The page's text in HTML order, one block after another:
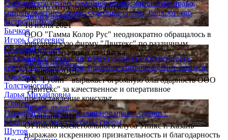
Гражданское право, семейное право, жилищное право,
сопровождение сделок, судебные споры, банкротство
застройщиков
Бычков
Игорь Сергеевич
Старший юрист
Гражданское право, интеллектуальная собственность,
сопровождение сделок, правовое сопровождение бизнеса,
судебные споры
Толстоногова
Дарья Михайловна
Юрист
Гражданское право, жилищное право, сделки с
недвижимостью, судебные споры
Шутов
нашего сотрудничества отм...
Читать далее....
18 июня 2021
ООО "Гамма Колор Рус" неоднократно обращалось в
юридическую фирму "Двитекс" по различным
вопросам, начиная от взыска...
Читать далее....
12 января 2018
ФК "Рубин" выражает огромную благодарность ООО
"Двитекс" за качественное и оперативное
предоставление консульт...
Читать далее....
12 января 2018
От имени Баскетбольного клуба Уникс г. Казань
выражаю искреннюю признательность и благодарность